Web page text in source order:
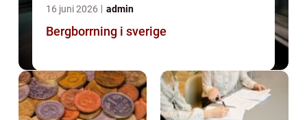
16 juni 2026 admin
Bergborrning i sverige